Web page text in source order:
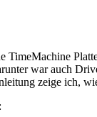
TimeMachine
war auch
zeige ich,